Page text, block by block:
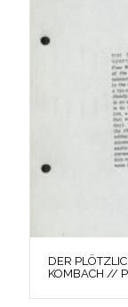
DER
KOMBACH //